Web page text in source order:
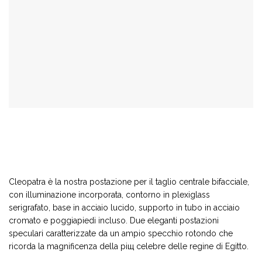
Cleopatra è la nostra postazione per il taglio centrale bifacciale,
con illuminazione incorporata, contorno in plexiglass
serigrafato, base in acciaio lucido, supporto in tubo in acciaio
cromato e poggiapiedi incluso. Due eleganti postazioni
speculari caratterizzate da un ampio specchio rotondo che
ricorda la magnificenza della piщ celebre delle regine di Egitto.